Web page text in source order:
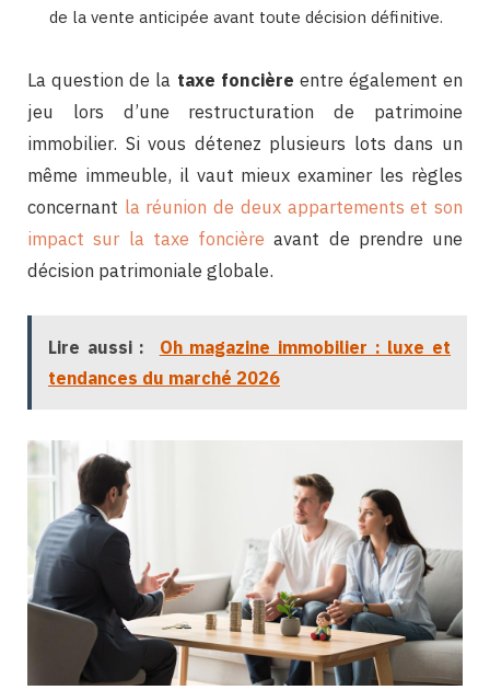
de la vente anticipée avant toute décision définitive.
La question de la taxe foncière entre également en
jeu lors d’une restructuration de patrimoine
immobilier. Si vous détenez plusieurs lots dans un
même immeuble, il vaut mieux examiner les règles
concernant la réunion de deux appartements et son
impact sur la taxe foncière avant de prendre une
décision patrimoniale globale.
Lire aussi :
Oh magazine immobilier : luxe et
tendances du marché 2026